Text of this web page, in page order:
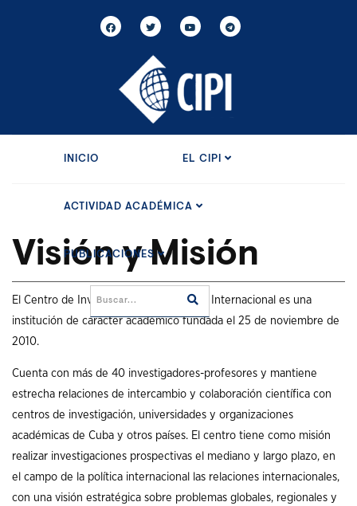
INICIO EL CIPI
ACTIVIDAD ACADÉMICA
PUBLICACIONES
Visión y Misión
El Centro de Investigaciones de Política Internacional es una
institución de carácter académico fundada el 25 de noviembre de
2010.
Cuenta con más de 40 investigadores-profesores y mantiene
estrecha relaciones de intercambio y colaboración científica con
centros de investigación, universidades y organizaciones
académicas de Cuba y otros países. El centro tiene como misión
realizar investigaciones prospectivas el mediano y largo plazo, en
el campo de la política internacional las relaciones internacionales,
con una visión estratégica sobre problemas globales, regionales y